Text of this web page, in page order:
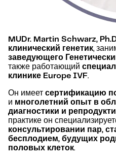
MUDr. Martin Schwarz,
клинический генетик,
заведующего
также работающий
клинике Europe IVF.
Он имеет сертификацию
и многолетний опыт в
диагностики и
практике он
консультировании пар,
бесплодием, будущих
половых клеток.